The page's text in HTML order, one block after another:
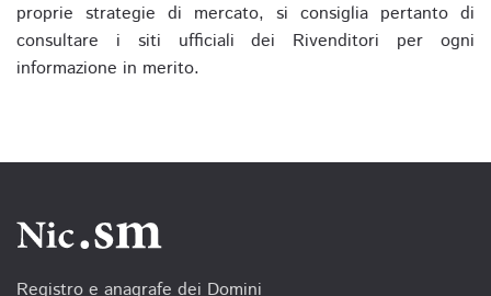
proprie strategie di mercato, si consiglia pertanto di
consultare i siti ufficiali dei Rivenditori per ogni
informazione in merito.
Registro e anagrafe dei Domini